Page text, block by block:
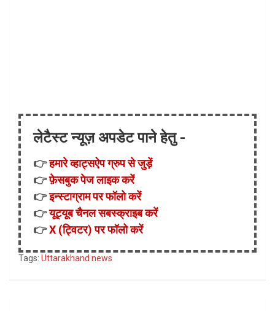
लेटैस्ट न्यूज़ अपडेट पाने हेतु -
👉हमारे व्हाट्सऐप ग्रुप से जुड़ें
👉फ़ेसबुक पेज लाइक करें
👉इन्स्टाग्राम पर फॉलो करें
👉यूट्यूब चैनल सबस्क्राइब करें
👉X (ट्विटर) पर फॉलो करें
Tags: Uttarakhand news